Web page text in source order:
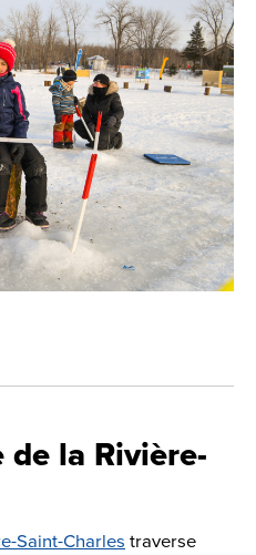
de la Rivière-
Saint-Charles traverse